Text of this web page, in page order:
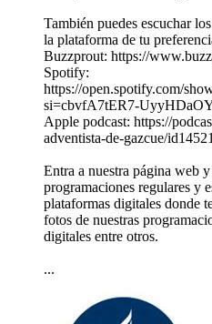
También puedes escuchar
la plataforma de tu
Buzzprout: https://
Spotify:
https://open.spotify.com/
si=cbvfA7tER7-
Apple podcast: https://
adventista-de-gazcue/
Entra a nuestra página web
programaciones regulares y
plataformas digitales donde
fotos de nuestras
digitales entre otros.
...